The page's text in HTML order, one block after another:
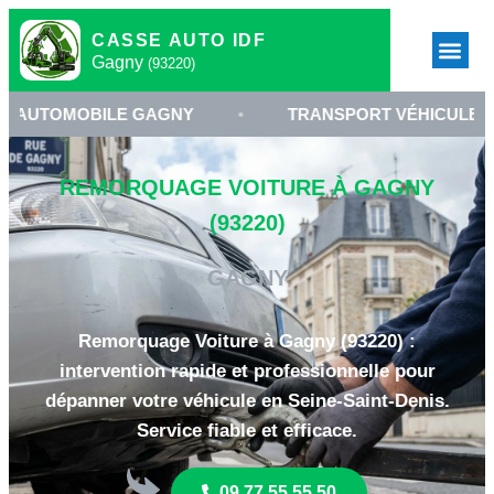
CASSE AUTO IDF
Gagny (93220)
GAGNY • TRANSPORT VÉHICULE 93220
REMORQUAGE VOITURE À GAGNY
(93220)
GAGNY
Remorquage Voiture à Gagny (93220) :
intervention rapide et professionnelle pour
dépanner votre véhicule en Seine-Saint-Denis.
Service fiable et efficace.